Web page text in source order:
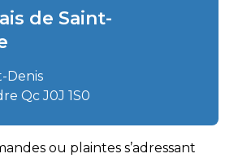
de Saint-
Denis
Qc J0J 1S0
ou plaintes s’adressant